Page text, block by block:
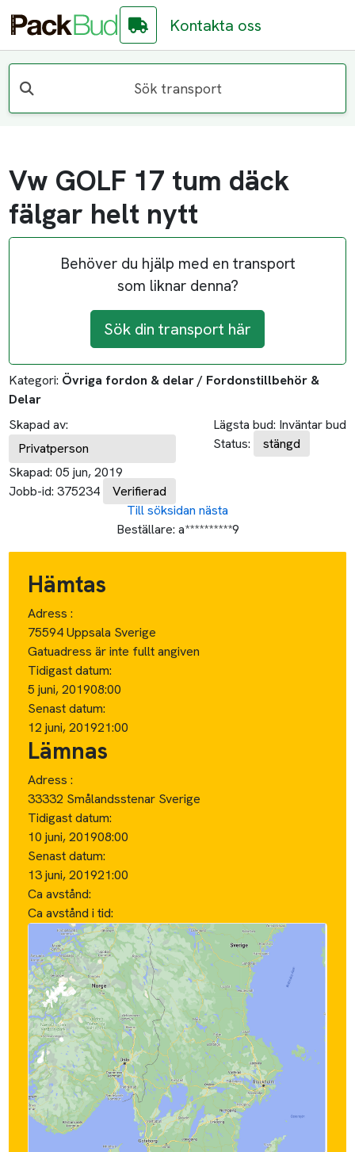
Kontakta oss
Sök transport
Vw GOLF 17 tum däck
fälgar helt nytt
Behöver du hjälp med en transport
som liknar denna?
Sök din transport här
Kategori: Övriga fordon & delar / Fordonstillbehör &
Delar
Skapad av:
Privatperson
Skapad: 05 jun, 2019
Jobb-id: 375234 Verifierad
Lägsta bud: Inväntar bud
Status:
stängd
Till söksidan nästa
Beställare: a**********9
Hämtas
Adress :
75594 Uppsala Sverige
Gatuadress är inte fullt angiven
Tidigast datum:
5 juni, 201908:00
Senast datum:
12 juni, 201921:00
Lämnas
Adress :
33332 Smålandsstenar Sverige
Tidigast datum:
10 juni, 201908:00
Senast datum:
13 juni, 201921:00
Ca avstånd:
Ca avstånd i tid: